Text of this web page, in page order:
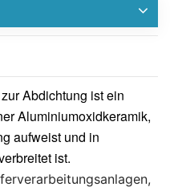
Abdichtung ist ein
Aluminiumoxidkeramik,
aufweist und in
ist.